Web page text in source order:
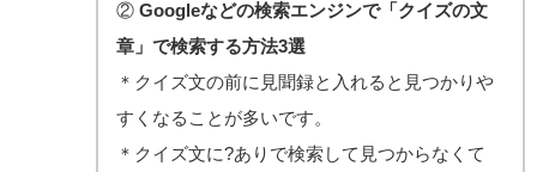
②Googleなどの検索エンジンで「クイズの文
章」で検索する方法3選
＊クイズ文の前に見聞録と入れると見つかりや
すくなることが多いです。
＊クイズ文に?ありで検索して見つからなくて